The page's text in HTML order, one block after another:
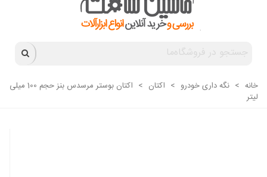
خانه > نگه داری خودرو > اکتان >
اکتان بوستر مرسدس بنز حجم 100 میلی
لیتر